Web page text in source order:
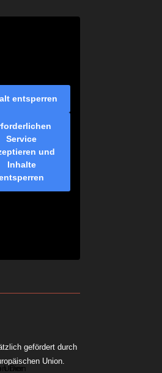
entsperren
Service
und
Inhalte
gefördert durch
Union.